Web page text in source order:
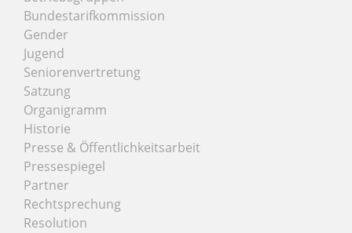
Bundestarifkommission
Gender
Jugend
Seniorenvertretung
Satzung
Organigramm
Historie
Presse & Öffentlichkeitsarbeit
Pressespiegel
Partner
Rechtsprechung
Resolution